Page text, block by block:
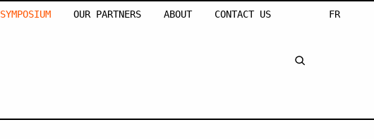
SYMPOSIUM OUR PARTNERS ABOUT CONTACT US FR